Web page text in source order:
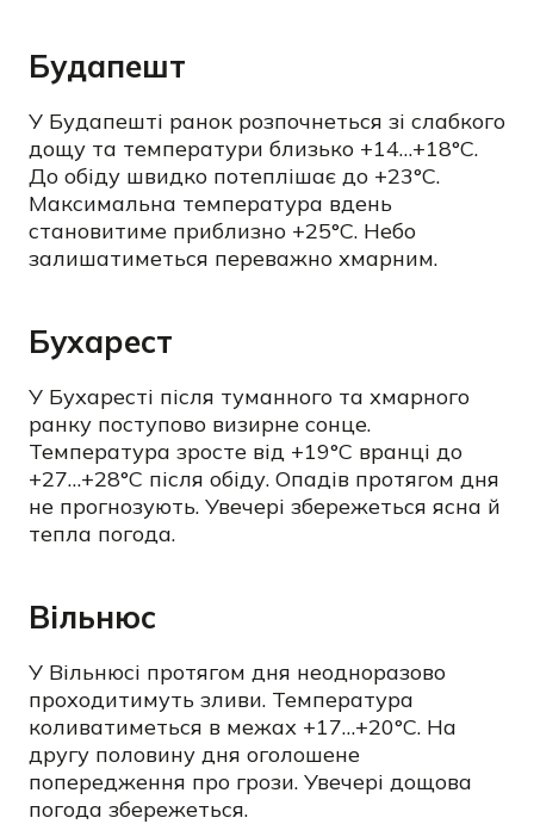
Будапешт
У Будапешті ранок розпочнеться зі слабкого
дощу та температури близько +14…+18°C.
До обіду швидко потеплішає до +23°C.
Максимальна температура вдень
становитиме приблизно +25°C. Небо
залишатиметься переважно хмарним.
Бухарест
У Бухаресті після туманного та хмарного
ранку поступово визирне сонце.
Температура зросте від +19°C вранці до
+27…+28°C після обіду. Опадів протягом дня
не прогнозують. Увечері збережеться ясна й
тепла погода.
Вільнюс
У Вільнюсі протягом дня неодноразово
проходитимуть зливи. Температура
коливатиметься в межах +17…+20°C. На
другу половину дня оголошене
попередження про грози. Увечері дощова
погода збережеться.